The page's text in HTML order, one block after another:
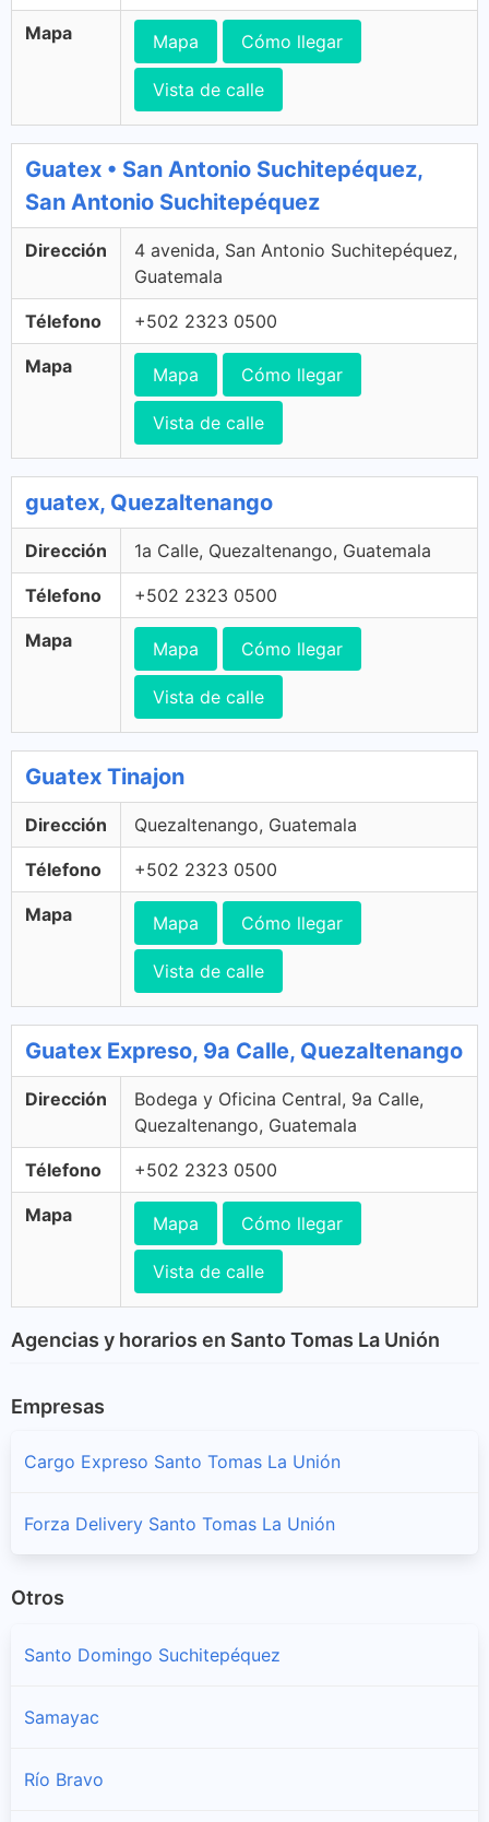
Mapa Mapa Cómo llegar
Vista de calle
Guatex • San Antonio Suchitepéquez,
San Antonio Suchitepéquez
Dirección
4 avenida, San Antonio Suchitepéquez,
Guatemala
Télefono +502 2323 0500
Mapa Mapa Cómo llegar
Vista de calle
guatex, Quezaltenango
Dirección 1a Calle, Quezaltenango, Guatemala
Télefono +502 2323 0500
Mapa Mapa Cómo llegar
Vista de calle
Guatex Tinajon
Dirección Quezaltenango, Guatemala
Télefono +502 2323 0500
Mapa Mapa Cómo llegar
Vista de calle
Guatex Expreso, 9a Calle, Quezaltenango
Dirección
Bodega y Oficina Central, 9a Calle,
Quezaltenango, Guatemala
Télefono +502 2323 0500
Mapa Mapa Cómo llegar
Vista de calle
Agencias y horarios en Santo Tomas La Unión
Empresas
Cargo Expreso Santo Tomas La Unión
Forza Delivery Santo Tomas La Unión
Otros
Santo Domingo Suchitepéquez
Samayac
Río Bravo